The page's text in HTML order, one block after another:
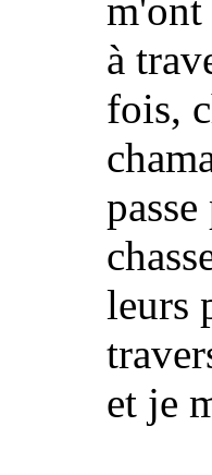
m'ont
à
fois,
leurs
et je